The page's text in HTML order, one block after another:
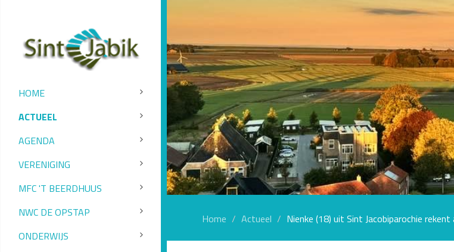
HOME
ACTUEEL
AGENDA
VERENIGING
MFC 'T BEERDHUUS
NWC DE OPSTAP
ONDERWIJS
Home Actueel Nienke (18) uit Sint Jacobiparochie